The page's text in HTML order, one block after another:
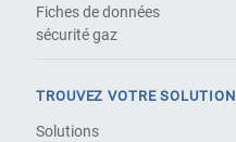
Fiches de données
sécurité gaz
TROUVEZ VOTRE SOLUTION
Solutions